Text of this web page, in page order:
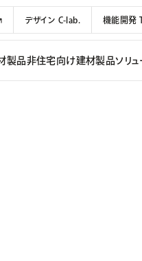
デザイン C-lab. 機能開発
製品非住宅向け建材​​製品ソリ